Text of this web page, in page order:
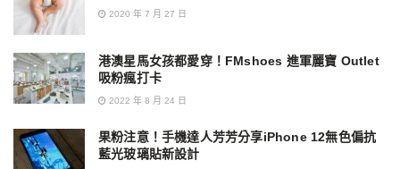
2020 年 7 月 27 日
港澳星馬女孩都愛穿！FMshoes 進軍麗寶 Outlet
吸粉瘋打卡
2022 年 8 月 24 日
果粉注意！手機達人芳芳分享iPhone 12無色偏抗
藍光玻璃貼新設計